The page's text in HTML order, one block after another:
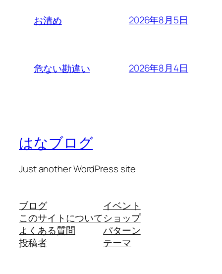
お清め 2026年8月5日
危ない勘違い 2026年8月4日
はなブログ
Just another WordPress site
ブログ
このサイトについて
よくある質問
投稿者
イベント
ショップ
パターン
テーマ